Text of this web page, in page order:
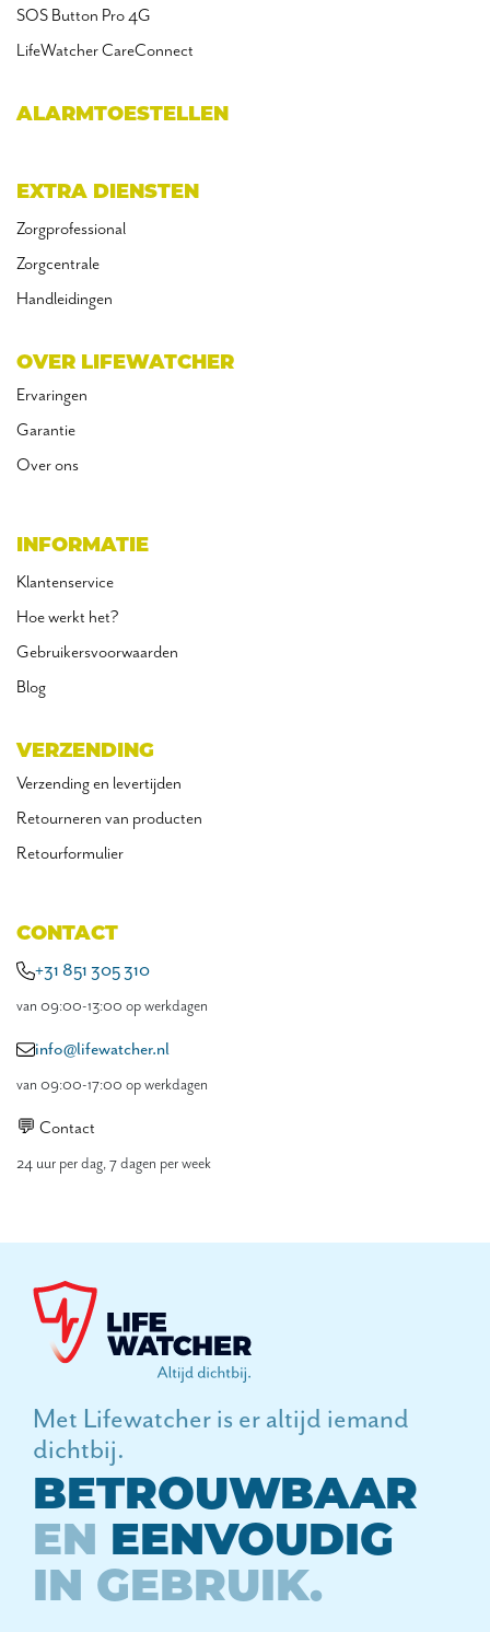
SOS Button Pro 4G
LifeWatcher CareConnect
ALARMTOESTELLEN
EXTRA DIENSTEN
Zorgprofessional
Zorgcentrale
Handleidingen
OVER LIFEWATCHER
Ervaringen
Garantie
Over ons
INFORMATIE
Klantenservice
Hoe werkt het?
Gebruikersvoorwaarden
Blog
VERZENDING
Verzending en levertijden
Retourneren van producten
Retourformulier
CONTACT
+31 851 305 310
van 09:00-13:00 op werkdagen
info@lifewatcher.nl
van 09:00-17:00 op werkdagen
💬 Contact
24 uur per dag, 7 dagen per week
BETROUWBAAR
EN EENVOUDIG
IN GEBRUIK.
Met Lifewatcher is er altijd iemand
dichtbij.